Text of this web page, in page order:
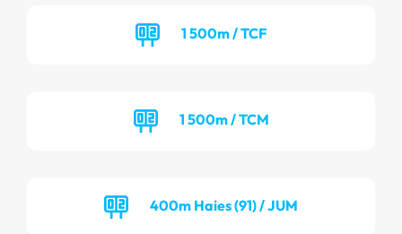
1 500m / TCF
1 500m / TCM
400m Haies (91) / JUM